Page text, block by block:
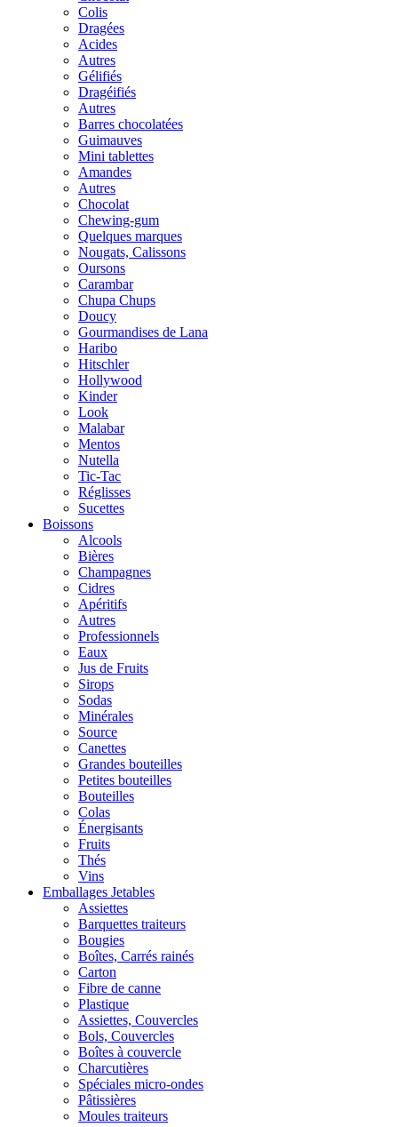
Colis
Dragées
Acides
Autres
Gélifiés
Dragéifiés
Autres
Barres chocolatées
Guimauves
Mini tablettes
Amandes
Autres
Chocolat
Chewing-gum
Quelques marques
Nougats, Calissons
Oursons
Carambar
Chupa Chups
Doucy
Gourmandises de Lana
Haribo
Hitschler
Hollywood
Kinder
Look
Malabar
Mentos
Nutella
Tic-Tac
Réglisses
Sucettes
Boissons
Alcools
Bières
Champagnes
Cidres
Apéritifs
Autres
Professionnels
Eaux
Jus de Fruits
Sirops
Sodas
Minérales
Source
Canettes
Grandes bouteilles
Petites bouteilles
Bouteilles
Colas
Énergisants
Fruits
Thés
Vins
Emballages Jetables
Assiettes
Barquettes traiteurs
Bougies
Boîtes, Carrés rainés
Carton
Fibre de canne
Plastique
Assiettes, Couvercles
Bols, Couvercles
Boîtes à couvercle
Charcutières
Spéciales micro-ondes
Pâtissières
Moules traiteurs